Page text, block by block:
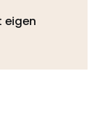
eigen